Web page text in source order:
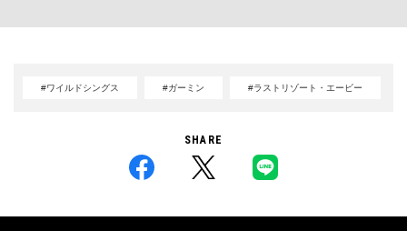
#ワイルドシングス #ガーミン #ラストリゾート・エービー
SHARE